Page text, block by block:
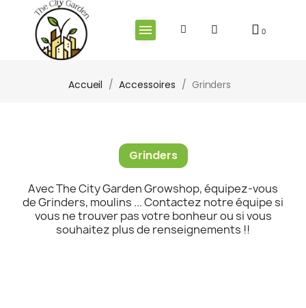
Accueil Accessoires Grinders
Grinders
Avec The City Garden Growshop, équipez-vous
de Grinders, moulins ... Contactez notre équipe si
vous ne trouver pas votre bonheur ou si vous
souhaitez plus de renseignements !!